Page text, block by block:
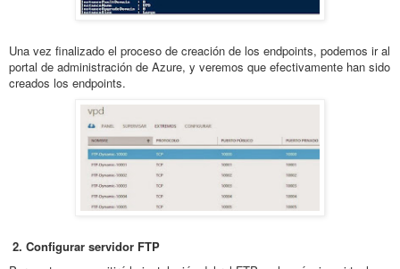
Una vez finalizado el proceso de creación de los endpoints, podemos ir al
portal de administración de Azure, y veremos que efectivamente han sido
creados los endpoints.
2. Configurar servidor FTP